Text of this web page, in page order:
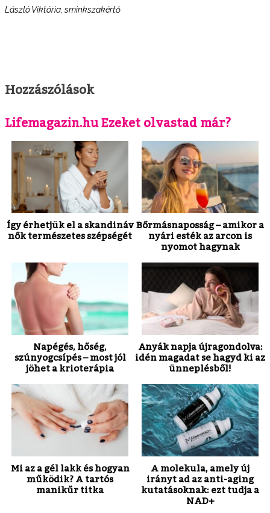
László Viktória, sminkszakértő
Hozzászólások
Lifemagazin.hu Ezeket olvastad már?
Így érhetjük el a skandináv
nők természetes szépségét
Bőrmásnaposság – amikor a
nyári esték az arcon is
nyomot hagynak
Napégés, hőség,
szúnyogcsípés – most jól
jöhet a krioterápia
Anyák napja újragondolva:
idén magadat se hagyd ki az
ünneplésből!
Mi az a gél lakk és hogyan
működik? A tartós
manikűr titka
A molekula, amely új
irányt ad az anti-aging
kutatásoknak: ezt tudja a
NAD+